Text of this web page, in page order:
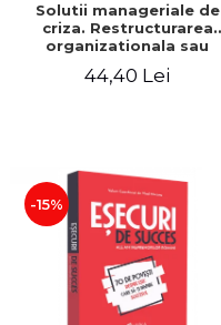
Solutii manageriale de
criza. Restructurarea
organizationala sau
44,40 Lei
-15%